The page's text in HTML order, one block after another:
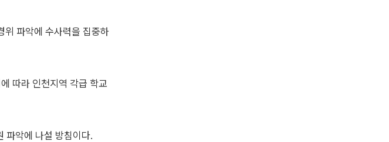
위 파악에 수사력을 집중하
따라 인천지역 각급 학교
파악에 나설 방침이다.